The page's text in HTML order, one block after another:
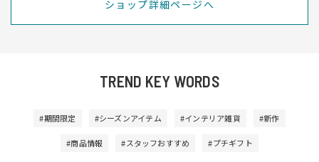
ショップ詳細ページへ
TREND KEY WORDS
#期間限定 #シーズンアイテム #インテリア雑貨 #新作
#商品情報 #スタッフおすすめ #プチギフト